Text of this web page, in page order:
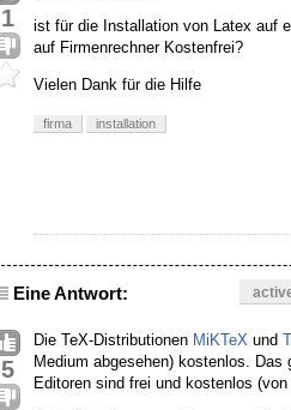
1
ist für die Installation von Latex auf
auf Firmenrechner Kostenfrei?
Vielen Dank für die Hilfe
firma installation
Eine Antwort:
5
Die TeX-Distributionen MiKTeX und
Medium abgesehen) kostenlos. Das
Editoren sind frei und kostenlos